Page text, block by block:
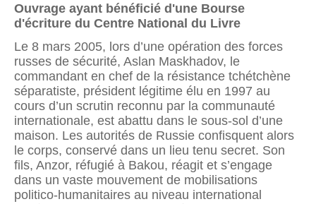
Ouvrage ayant bénéficié d'une Bourse
d'écriture du Centre National du Livre
Le 8 mars 2005, lors d’une opération des forces
russes de sécurité, Aslan Maskhadov, le
commandant en chef de la résistance tchétchène
séparatiste, président légitime élu en 1997 au
cours d’un scrutin reconnu par la communauté
internationale, est abattu dans le sous-sol d’une
maison. Les autorités de Russie confisquent alors
le corps, conservé dans un lieu tenu secret. Son
fils, Anzor, réfugié à Bakou, réagit et s’engage
dans un vaste mouvement de mobilisations
politico-humanitaires au niveau international